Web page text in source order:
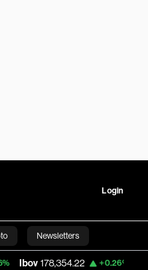
Login
Newsletters
Opinião Vídeos
+0.26% Petrobras